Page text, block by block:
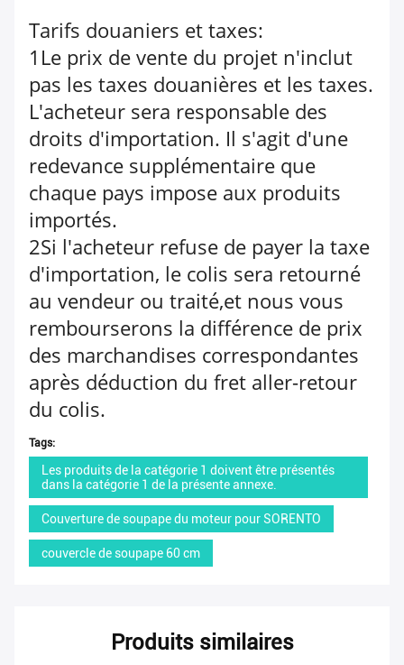
Tarifs douaniers et taxes:
1Le prix de vente du projet n'inclut
pas les taxes douanières et les taxes.
L'acheteur sera responsable des
droits d'importation. Il s'agit d'une
redevance supplémentaire que
chaque pays impose aux produits
importés.
2Si l'acheteur refuse de payer la taxe
d'importation, le colis sera retourné
au vendeur ou traité,et nous vous
rembourserons la différence de prix
des marchandises correspondantes
après déduction du fret aller-retour
du colis.
Tags:
Les produits de la catégorie 1 doivent être présentés
dans la catégorie 1 de la présente annexe.
Couverture de soupape du moteur pour SORENTO
couvercle de soupape 60 cm
Produits similaires